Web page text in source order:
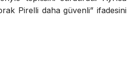
Pirelli daha güvenli” ifadesini